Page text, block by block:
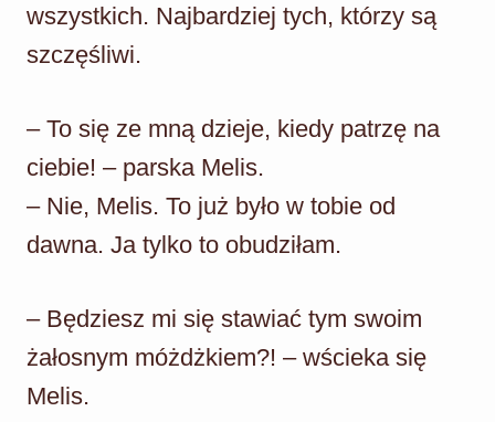
wszystkich. Najbardziej tych, którzy są
szczęśliwi.
– To się ze mną dzieje, kiedy patrzę na
ciebie! – parska Melis.
– Nie, Melis. To już było w tobie od
dawna. Ja tylko to obudziłam.
– Będziesz mi się stawiać tym swoim
żałosnym móżdżkiem?! – wścieka się
Melis.